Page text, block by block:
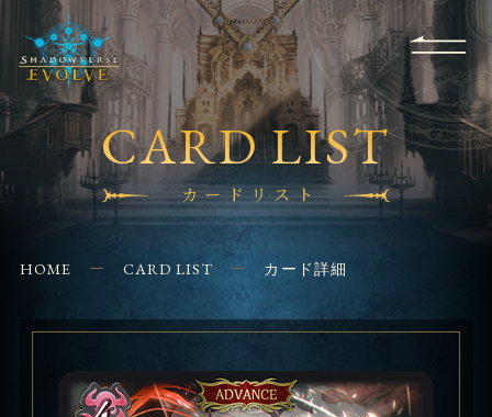
Q&A
EVENT SHOPS
FOR
BEGINNERS
APPLICATION
CONTACT
CARD LIST
カードリスト
HOME CARD LIST カード詳細